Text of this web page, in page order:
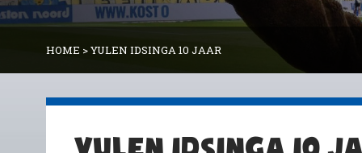
HOME >YULEN IDSINGA 10 JAAR